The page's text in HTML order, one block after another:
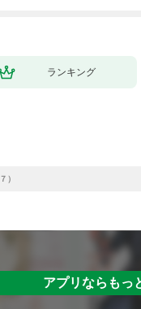
ランキング
）
アプリならもっ